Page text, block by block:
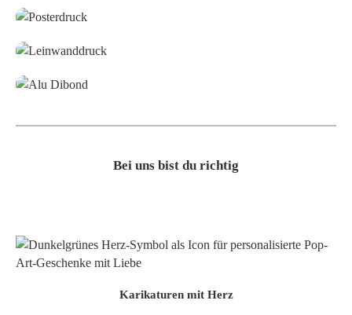
Bei uns bist du richtig
Karikaturen mit Herz